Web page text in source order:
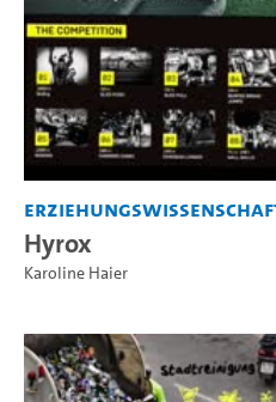
Hyrox
Karoline Haier